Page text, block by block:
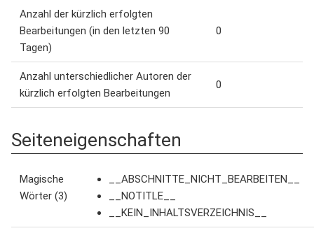
Anzahl der kürzlich erfolgten
Bearbeitungen (in den letzten 90
Tagen)
0
Anzahl unterschiedlicher Autoren der
kürzlich erfolgten Bearbeitungen
0
Seiteneigenschaften
Magische
Wörter (3)
__ABSCHNITTE_NICHT_BEARBEITEN__
__NOTITLE__
__KEIN_INHALTSVERZEICHNIS__